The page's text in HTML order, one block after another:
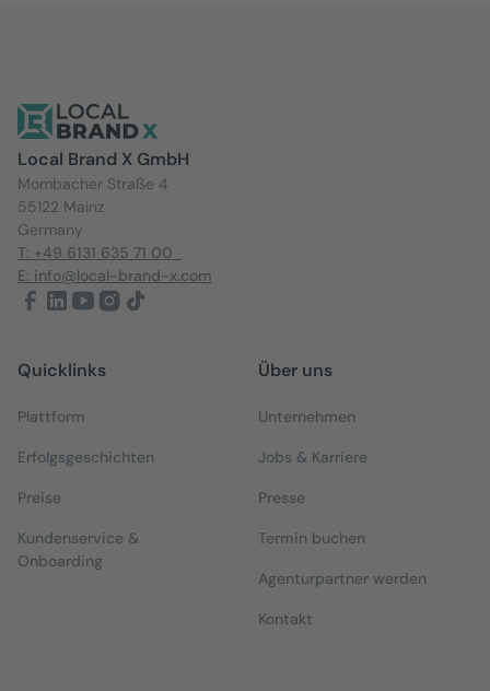
Local Brand X GmbH
Mombacher Straße 4
55122 Mainz
Germany
T: +49 6131 635 71 00
E: info@local-brand-x.com
Quicklinks
Plattform
Erfolgsgeschichten
Preise
Kundenservice &
Onboarding
Über uns
Unternehmen
Jobs & Karriere
Presse
Termin buchen
Agenturpartner werden
Kontakt